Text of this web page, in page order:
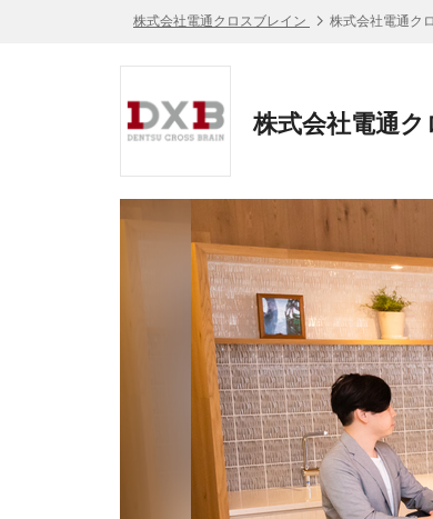
株式会社電通クロスブレイン 株式会社電通ク
株式会社電通